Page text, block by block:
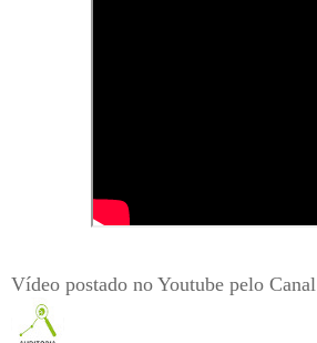
Vídeo postado no Youtube pelo Canal